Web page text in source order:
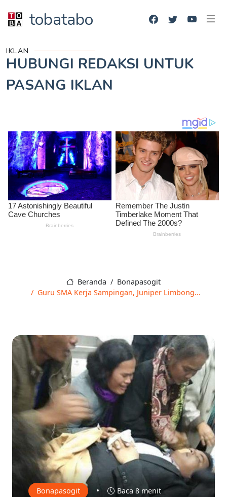
tobatabo
IKLAN
HUBUNGI REDAKSI UNTUK
PASANG IKLAN
Beranda
Bonapasogit
Guru SMA Kerja Sampingan, Juniper Limbong...
Bonapasogit • Baca 8 menit